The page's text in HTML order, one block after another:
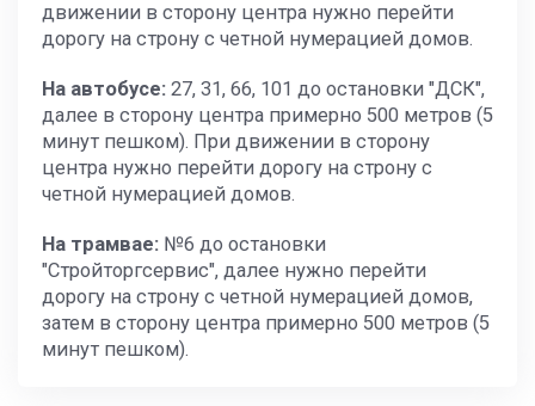
движении в сторону центра нужно перейти
дорогу на строну с четной нумерацией домов.
На автобусе: 27, 31, 66, 101 до остановки "ДСК",
далее в сторону центра примерно 500 метров (5
минут пешком). При движении в сторону
центра нужно перейти дорогу на строну с
четной нумерацией домов.
На трамвае: №6 до остановки
"Стройторгсервис", далее нужно перейти
дорогу на строну с четной нумерацией домов,
затем в сторону центра примерно 500 метров (5
минут пешком).